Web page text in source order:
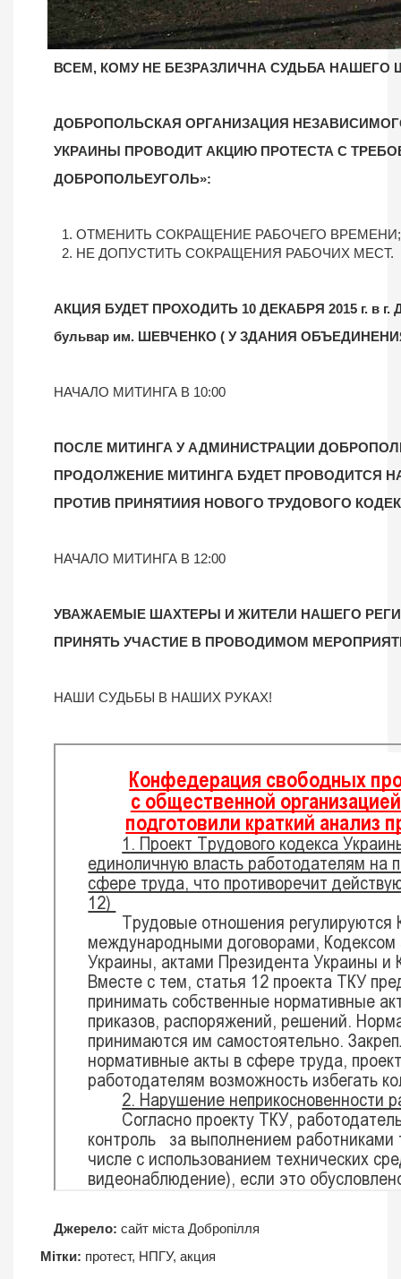
ВСЕМ, КОМУ НЕ БЕЗРАЗЛИЧНА СУДЬБА НАШЕГО
ДОБРОПОЛЬСКАЯ ОРГАНИЗАЦИЯ
УКРАИНЫ ПРОВОДИТ АКЦИЮ ПРОТЕСТА С
ДОБРОПОЛЬЕУГОЛЬ»:
ОТМЕНИТЬ СОКРАЩЕНИЕ РАБОЧЕГО ВРЕМЕНИ;
НЕ ДОПУСТИТЬ СОКРАЩЕНИЯ РАБОЧИХ МЕСТ.
АКЦИЯ БУДЕТ ПРОХОДИТЬ 10 ДЕКАБРЯ 2015 г. в
бульвар им. ШЕВЧЕНКО ( У ЗДАНИЯ
НАЧАЛО МИТИНГА В 10:00
ПОСЛЕ МИТИНГА У АДМИНИСТРАЦИИ
ПРОДОЛЖЕНИЕ МИТИНГА БУДЕТ ПРОВОДИТСЯ
ПРОТИВ ПРИНЯТИИЯ НОВОГО ТРУДОВОГО
НАЧАЛО МИТИНГА В 12:00
УВАЖАЕМЫЕ ШАХТЕРЫ И ЖИТЕЛИ НАШЕГО
ПРИНЯТЬ УЧАСТИЕ В ПРОВОДИМОМ
НАШИ СУДЬБЫ В НАШИХ РУКАХ!
Джерело: сайт міста Добропілля
Мітки: протест, НПГУ, акция